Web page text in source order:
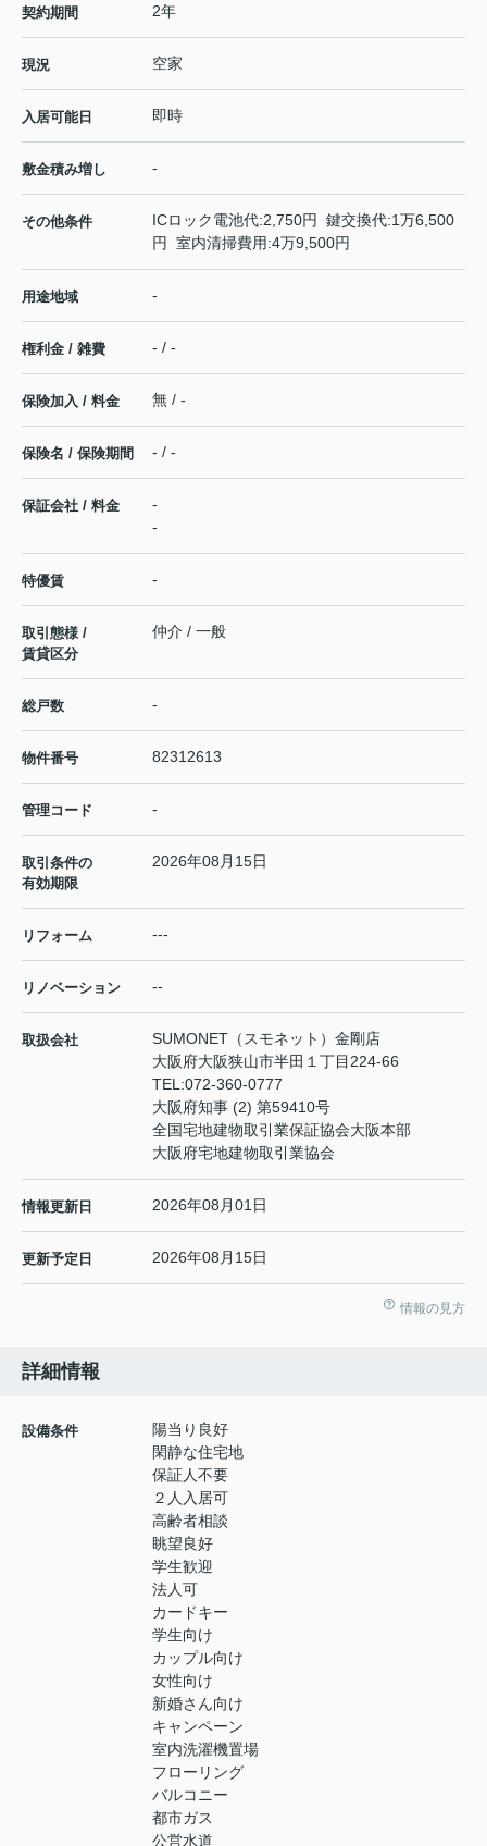
契約期間 2年
現況 空家
入居可能日 即時
敷金積み増し -
その他条件
ICロック電池代:2,750円 鍵交換代:1万6,500
円 室内清掃費用:4万9,500円
用途地域 -
権利金 / 雑費 - / -
保険加入 / 料金 無 / -
保険名 / 保険期間 - / -
保証会社 / 料金
-
-
特優賃 -
取引態様 /
賃貸区分
仲介 / 一般
総戸数 -
物件番号 82312613
管理コード -
取引条件の
有効期限
2026年08月15日
リフォーム ---
リノベーション --
取扱会社
SUMONET（スモネット）金剛店
大阪府大阪狭山市半田１丁目224-66
TEL:072-360-0777
大阪府知事 (2) 第59410号
全国宅地建物取引業保証協会大阪本部
大阪府宅地建物取引業協会
情報更新日 2026年08月01日
更新予定日 2026年08月15日
情報の見方
詳細情報
設備条件
陽当り良好
閑静な住宅地
保証人不要
２人入居可
高齢者相談
眺望良好
学生歓迎
法人可
カードキー
学生向け
カップル向け
女性向け
新婚さん向け
キャンペーン
室内洗濯機置場
フローリング
バルコニー
都市ガス
公営水道